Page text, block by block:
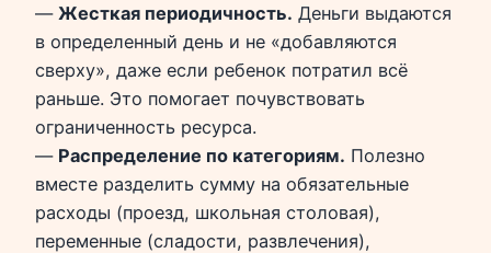
— Жесткая периодичность. Деньги выдаются
в определенный день и не «добавляются
сверху», даже если ребенок потратил всё
раньше. Это помогает почувствовать
ограниченность ресурса.
— Распределение по категориям. Полезно
вместе разделить сумму на обязательные
расходы (проезд, школьная столовая),
переменные (сладости, развлечения),